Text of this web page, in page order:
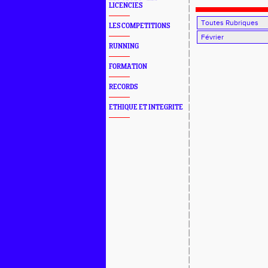
LICENCIES
LES COMPETITIONS
RUNNING
FORMATION
RECORDS
ETHIQUE ET INTEGRITE